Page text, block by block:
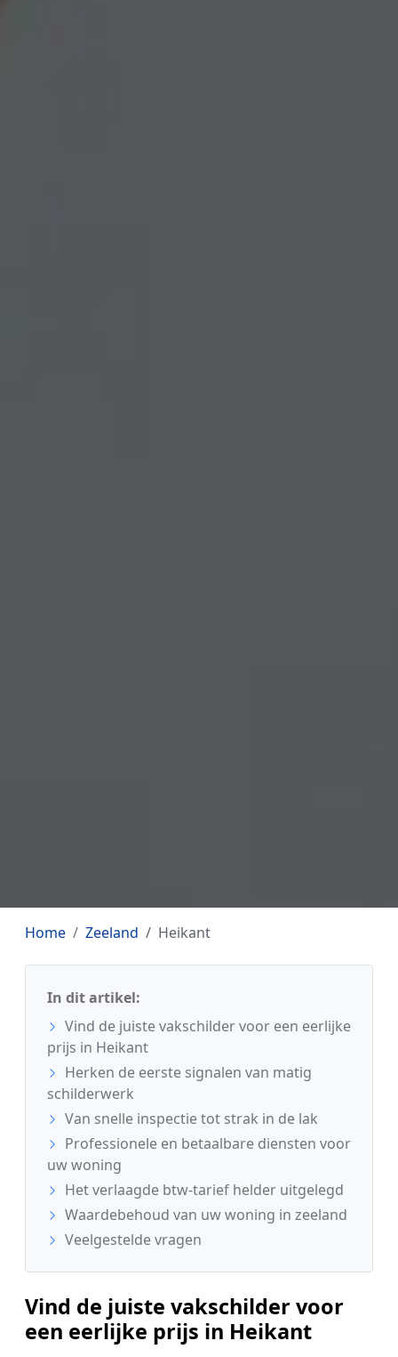
Home Zeeland Heikant
In dit artikel:
Vind de juiste vakschilder voor een eerlijke
prijs in Heikant
Herken de eerste signalen van matig
schilderwerk
Van snelle inspectie tot strak in de lak
Professionele en betaalbare diensten voor
uw woning
Het verlaagde btw-tarief helder uitgelegd
Waardebehoud van uw woning in zeeland
Veelgestelde vragen
Vind de juiste vakschilder voor
een eerlijke prijs in Heikant